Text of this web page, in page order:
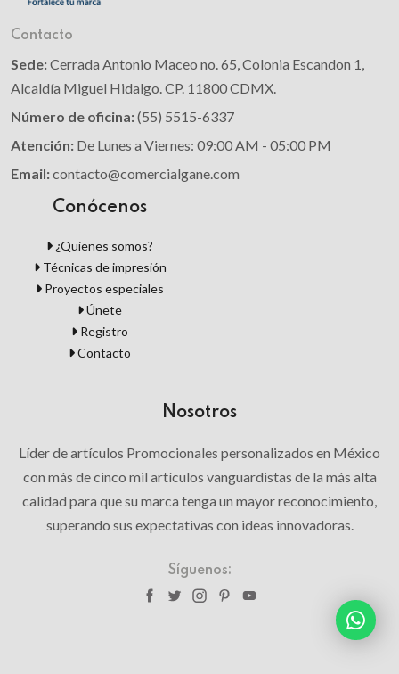
Contacto
Sede:Cerrada Antonio Maceo no. 65, Colonia Escandon 1,
Alcaldía Miguel Hidalgo. CP. 11800 CDMX.
Número de oficina:(55) 5515-6337
Atención: De Lunes a Viernes: 09:00 AM - 05:00 PM
Email:contacto@comercialgane.com
Conócenos
¿Quienes somos?
Técnicas de impresión
Proyectos especiales
Únete
Registro
Contacto
Nosotros
Líder de artículos Promocionales personalizados en México
con más de cinco mil artículos vanguardistas de la más alta
calidad para que su marca tenga un mayor reconocimiento,
superando sus expectativas con ideas innovadoras.
Síguenos: